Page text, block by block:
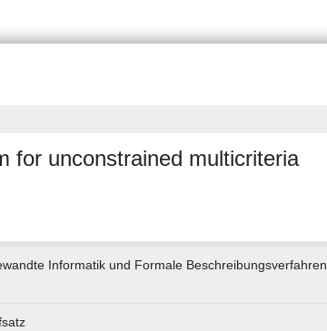
for unconstrained multicriteria
Informatik und Formale Beschreibungsverfahren